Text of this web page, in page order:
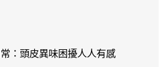
：頭皮異味困擾人人有感